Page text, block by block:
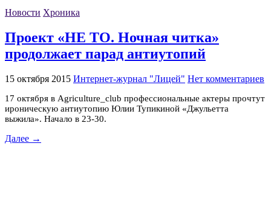
Новости Хроника
Проект «НЕ ТО. Ночная читка»
продолжает парад антиутопий
15 октября 2015 Интернет-журнал "Лицей" Нет комментариев
17 октября в Agriculture_club профессиональные актеры прочтут
ироническую антиутопию Юлии Тупикиной «Джульетта
выжила». Начало в 23-30.
Далее →